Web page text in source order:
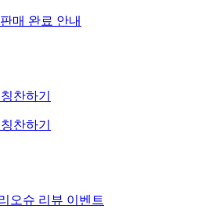
매 완료 안내
찬하기
찬하기
오슈 리뷰 이벤트